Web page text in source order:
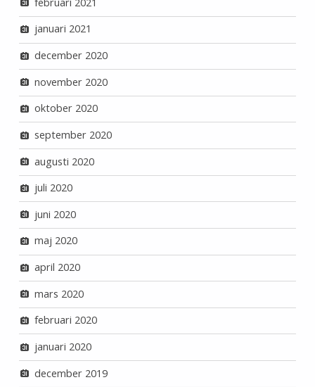
januari 2021
december 2020
november 2020
oktober 2020
september 2020
augusti 2020
juli 2020
juni 2020
maj 2020
april 2020
mars 2020
februari 2020
januari 2020
december 2019